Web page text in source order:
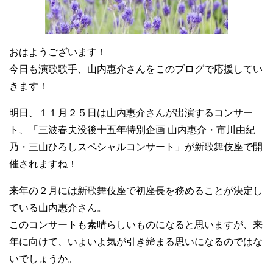
おはようございます！
今日も演歌歌手、山内惠介さんをこのブログで応援してい
きます！
明日、１１月２５日は山内惠介さんが出演するコンサー
ト、「三波春夫没後十五年特別企画 山内惠介・市川由紀
乃・三山ひろしスペシャルコンサート」が新歌舞伎座で開
催されますね！
来年の２月には新歌舞伎座で初座長を務めることが決定し
ている山内惠介さん。
このコンサートも素晴らしいものになると思いますが、来
年に向けて、いよいよ気が引き締まる思いになるのではな
いでしょうか。